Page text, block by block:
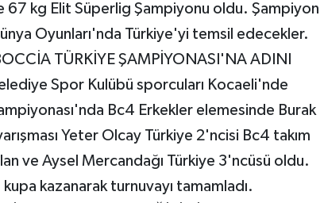
67 kg Elit Süperlig Şampiyonu oldu. Şampiyon
Oyunları'nda Türkiye'yi temsil edecekler.
TÜRKİYE ŞAMPİYONASI'NA ADINI
Spor Kulübü sporcuları Kocaeli'nde
Bc4 Erkekler elemesinde Burak
Yeter Olcay Türkiye 2'ncisi Bc4 takım
ve Aysel Mercandağı Türkiye 3'ncüsü oldu.
kazanarak turnuvayı tamamladı.